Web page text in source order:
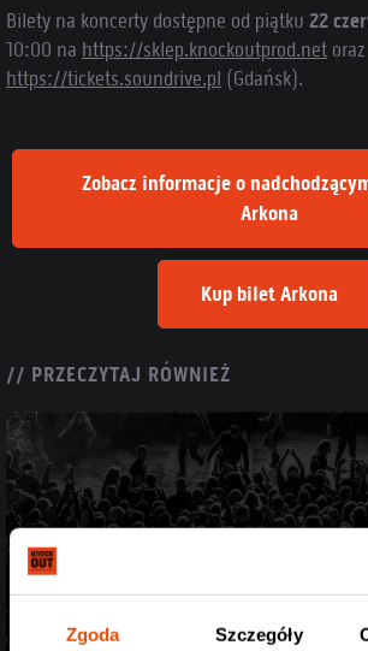
Zgoda Szczegóły
Bilety na koncerty dostępne od piątku 22
10:00 na https://sklep.knockoutprod.net oraz
https://tickets.soundrive.pl (Gdańsk).
Zobacz informacje o
Arkona
Kup bilet Arkona
// PRZECZYTAJ RÓWNIEŻ